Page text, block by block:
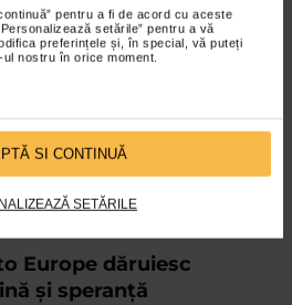
pentru a fi de acord cu aceste
setările” pentru a vă
preferințele și, în special, vă puteți
nostru în orice moment.
SI CONTINUĂ
SETĂRILE
Europe dăruiesc
și speranță